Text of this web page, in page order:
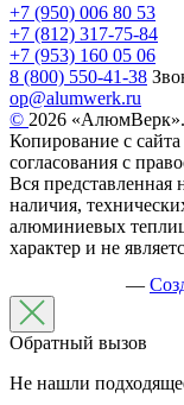
+7 (950) 006 80 53
+7 (812) 317-75-84
+7 (953) 160 05 06
8 (800) 550-41-38
op@alumwerk.ru
© 2026
Копирование с
согласования с
Вся представленная
наличия,
алюминиевых
характер и не
—
Обратный вызов
Не нашли